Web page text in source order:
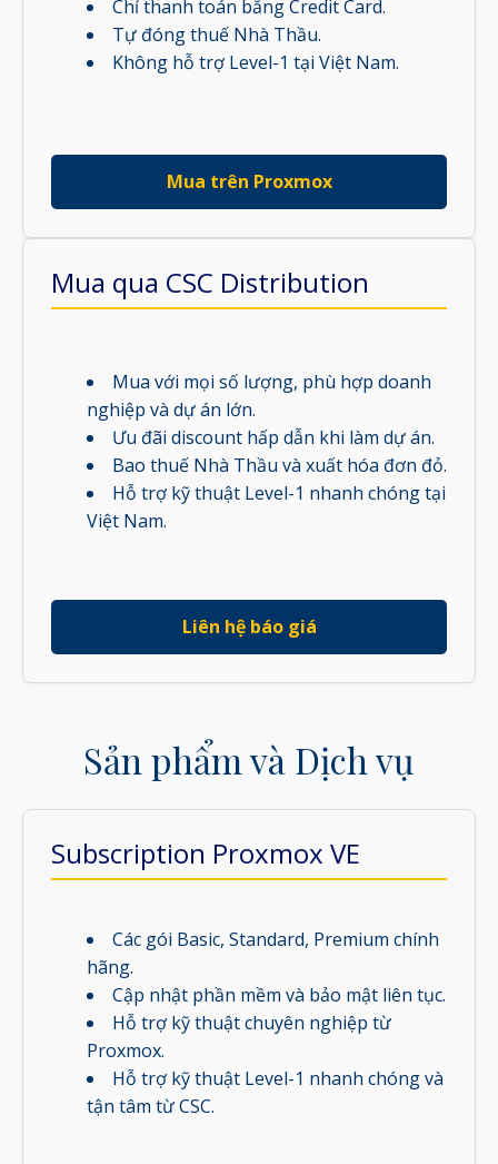
Chỉ thanh toán bằng Credit Card.
Tự đóng thuế Nhà Thầu.
Không hỗ trợ Level-1 tại Việt Nam.
Mua trên Proxmox
Mua qua CSC Distribution
Mua với mọi số lượng, phù hợp doanh
nghiệp và dự án lớn.
Ưu đãi discount hấp dẫn khi làm dự án.
Bao thuế Nhà Thầu và xuất hóa đơn đỏ.
Hỗ trợ kỹ thuật Level-1 nhanh chóng tại
Việt Nam.
Liên hệ báo giá
Sản phẩm và Dịch vụ
Subscription Proxmox VE
Các gói Basic, Standard, Premium chính
hãng.
Cập nhật phần mềm và bảo mật liên tục.
Hỗ trợ kỹ thuật chuyên nghiệp từ
Proxmox.
Hỗ trợ kỹ thuật Level-1 nhanh chóng và
tận tâm từ CSC.